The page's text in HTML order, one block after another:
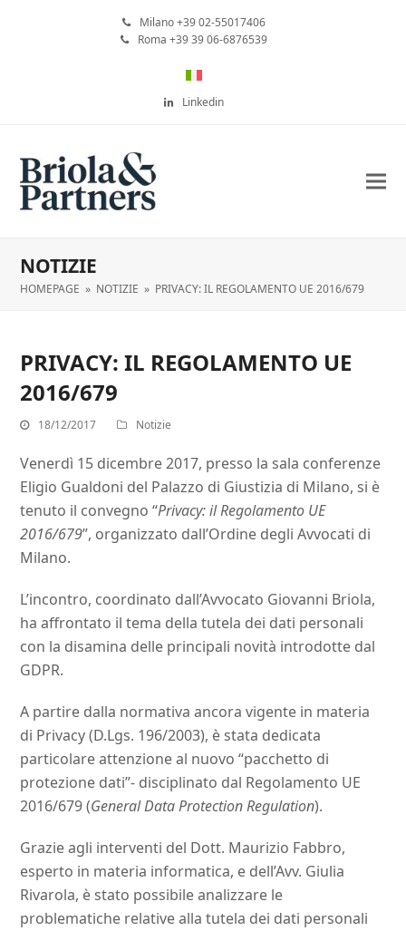
Milano +39 02-55017406
Roma +39 39 06-6876539
Linkedin
NOTIZIE
HOMEPAGE » NOTIZIE » PRIVACY: IL REGOLAMENTO UE 2016/679
PRIVACY: IL REGOLAMENTO UE
2016/679
18/12/2017 Notizie
Venerdì 15 dicembre 2017, presso la sala conferenze
Eligio Gualdoni del Palazzo di Giustizia di Milano, si è
tenuto il convegno “Privacy: il Regolamento UE
2016/679”, organizzato dall’Ordine degli Avvocati di
Milano.
L’incontro, coordinato dall’Avvocato Giovanni Briola,
ha affrontato il tema della tutela dei dati personali
con la disamina delle principali novità introdotte dal
GDPR.
A partire dalla normativa ancora vigente in materia
di Privacy (D.Lgs. 196/2003), è stata dedicata
particolare attenzione al nuovo “pacchetto di
protezione dati”- disciplinato dal Regolamento UE
2016/679 (General Data Protection Regulation).
Grazie agli interventi del Dott. Maurizio Fabbro,
esperto in materia informatica, e dell’Avv. Giulia
Rivarola, è stato possibile analizzare le
problematiche relative alla tutela dei dati personali